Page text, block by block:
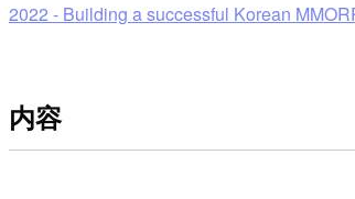
2022 - Building a successful Korean
内容